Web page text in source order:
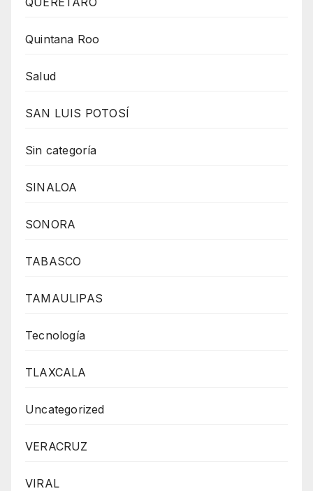
Quintana Roo
Salud
SAN LUIS POTOSÍ
Sin categoría
SINALOA
SONORA
TABASCO
TAMAULIPAS
Tecnología
TLAXCALA
Uncategorized
VERACRUZ
VIRAL